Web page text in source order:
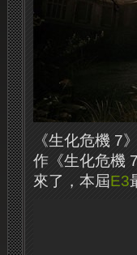
《生化危機 7
作《生化危機
來了，本屆E3